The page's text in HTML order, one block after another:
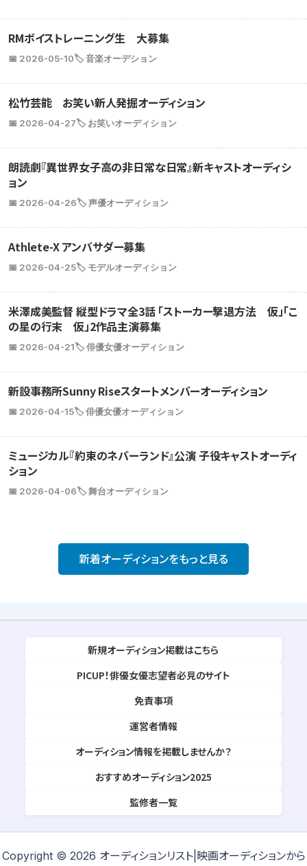
RMボイストレーニング生 大募集
📅 2026-05-10🏷️ 音楽オーデション
松竹芸能 お笑い新人発掘オーディション
📅 2026-04-27🏷️ お笑いオーディション
朗読劇『異世界女子高の非日常な日常』新キャストオーディシ
ョン
📅 2026-04-26🏷️ 声優オーディション
Athlete-X アンバサダー募集
📅 2026-04-25🏷️ モデルオーディション
米澤成美監督 縦型ドラマ全3話 「ストーカー撃退方法 仮」「こ
の星の行末 仮」2作品主演募集
📅 2026-04-21🏷️ 俳優女優オーディション
新設事務所Sunny Riseスタートメンバーオーディション
📅 2026-04-15🏷️ 俳優女優オーディション
ミュージカル『約束のネバーランド』公演 子役キャストオーディ
ション
📅 2026-04-06🏷️ 舞台オーディション
新着オーディションをもっと見る
新規オーディション掲載はこちら
PICUP！俳優女優志望者必見のサイト
免責事項
運営者情報
オーディション情報を掲載しませんか？
おすすめオーディション2025
監修者一覧
Copyright © 2026 オーディションリスト|映画オーディションから